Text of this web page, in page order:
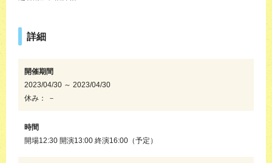
詳細
開催期間
2023/04/30 ～ 2023/04/30
休み： －
時間
開場12:30 開演13:00 終演16:00（予定）